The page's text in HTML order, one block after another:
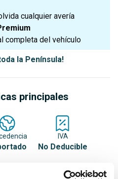
cualquier avería
completa del vehículo
la Península!
principales
IVA
No Deducible